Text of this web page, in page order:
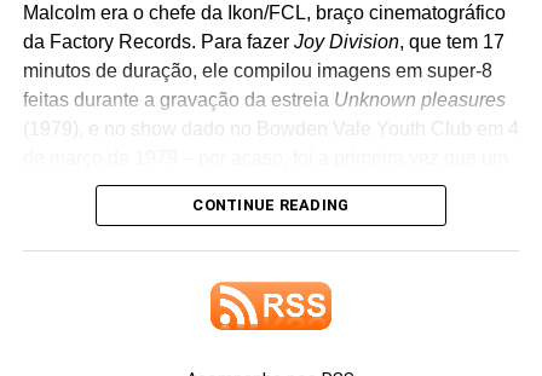
Um post compartilhado por LANA DEL REY (@honeymoon)
descreveu os projetos como algumas das obras de que
mais se orgulha. O álbum principal,Stove, continua
reunindo os singlesHenry, come on,BluebirdeWhite
feather hawk tail deer hunter, além de outras músicas que
ela vem mostrando ao vivo nos últimos meses. Tudo
Malcolm era o chefe da Ikon/FCL, braço cinematográfico
da Factory Records. Para fazer Joy Division, que tem 17
minutos de duração, ele compilou imagens em super-8
feitas durante a gravação da estreia Unknown pleasures
(1979), e no show dado no Bowden Vale Youth Club em 4
show do grupo foi filmado. Há também uma entrevista
trechos desse material, em péssima qualidade de som e
imagem – alguns trechos estão com outra trilha
CONTINUE READING